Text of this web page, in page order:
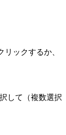
リックするか、
して（複数選択